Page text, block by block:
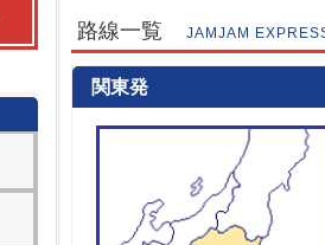
路線一覧 JAMJAM
関東発